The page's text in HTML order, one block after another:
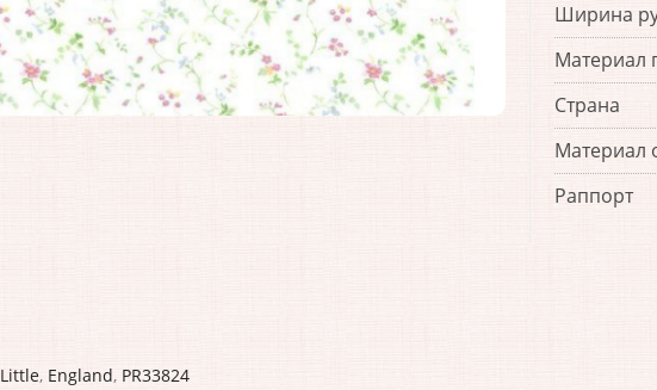
Ширина
Материал
Страна
Материал
Раппорт
Little, England, PR33824